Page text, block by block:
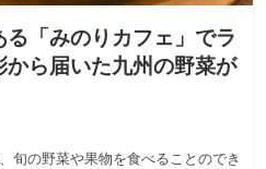
「みのりカフェ」でラ
から届いた九州の野菜が
旬の野菜や果物を食べることのでき